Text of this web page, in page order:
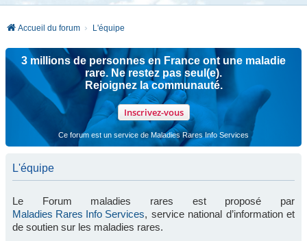
Accueil du forum L'équipe
3 millions de personnes en France ont une maladie
rare. Ne restez pas seul(e).
Rejoignez la communauté.
Inscrivez-vous
Ce forum est un service de Maladies Rares Info Services
L'équipe
Le Forum maladies rares est proposé par
Maladies Rares Info Services, service national d’information et
de soutien sur les maladies rares.